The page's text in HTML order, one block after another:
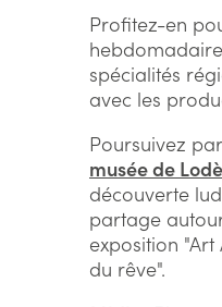
Profitez-en
spécialités
avec les
Poursuivez
musée de
découverte
partage
exposition
du rêve".